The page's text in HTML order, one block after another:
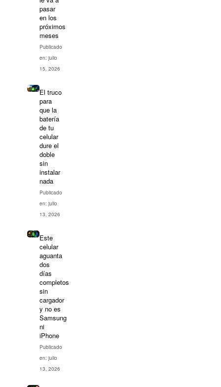
pasar
en los
próximos
meses
Publicado
en: julio
15, 2026
El truco
para
que la
batería
de tu
celular
dure el
doble
sin
instalar
nada
Publicado
en: julio
13, 2026
Este
celular
aguanta
dos
días
completos
sin
cargador
y no es
Samsung
ni
iPhone
Publicado
en: julio
13, 2026